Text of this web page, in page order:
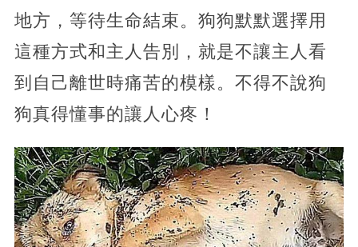
地方，等待生命結束。狗狗默默選擇用
這種方式和主人告別，就是不讓主人看
到自己離世時痛苦的模樣。不得不說狗
狗真得懂事的讓人心疼！